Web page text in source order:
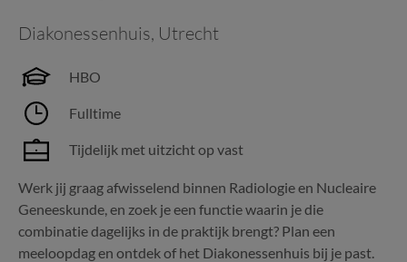
Diakonessenhuis, Utrecht
HBO
Fulltime
Tijdelijk met uitzicht op vast
Werk jij graag afwisselend binnen Radiologie en Nucleaire
Geneeskunde, en zoek je een functie waarin je die
combinatie dagelijks in de praktijk brengt? Plan een
meeloopdag en ontdek of het Diakonessenhuis bij je past.